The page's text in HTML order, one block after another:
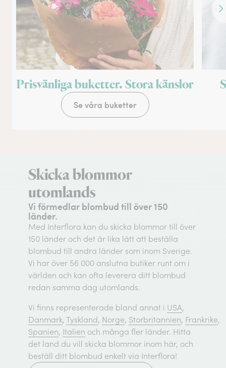
Prisvänliga buketter. Stora känslor
Se våra buketter
Skicka blommor
utomlands
Vi förmedlar blombud till över 150
länder.
Med Interflora kan du skicka blommor till över
150 länder och det är lika lätt att beställa
blombud till andra länder som inom Sverige.
Vi har över 56 000 anslutna butiker runt om i
världen och kan ofta leverera ditt blombud
redan samma dag utomlands.
Vi finns representerade bland annat i USA,
Danmark, Tyskland, Norge, Storbritannien, Frankrike,
Spanien, Italien och många fler länder. Hitta
det land du vill skicka blommor inom här, och
beställ ditt blombud enkelt via Interflora!